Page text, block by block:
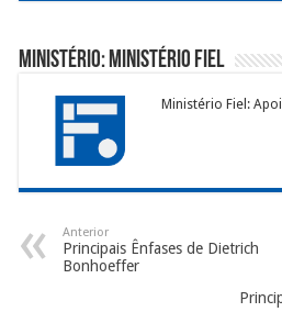
Ministério: Ministério Fiel
Ministério Fiel:
Anterior
Principais Ênfases de Dietrich
Bonhoeffer